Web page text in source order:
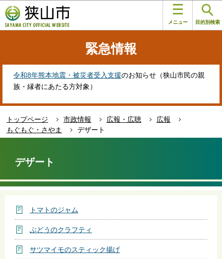
の
ペ
す
メニュー 目的別検索
緊急情報
令和8年熊本地震・被災者受入支援のお知らせ（狭山市民の親
族・縁者にあたる方対象）
トップページ 市政情報 広報・広聴
広報
もぐもぐ・さやま
デザート
か
デザート
トマトのジャム
ぶどうのクラフティ
サツマイモのスティック揚げ